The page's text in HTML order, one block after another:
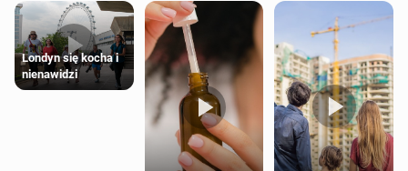
Londyn się kocha i
nienawidzi